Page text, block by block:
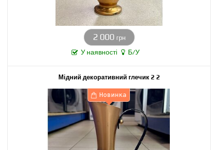
2 000 грн
У наявності Б/У
Мідний декоративний глечик 2 2
Новинка